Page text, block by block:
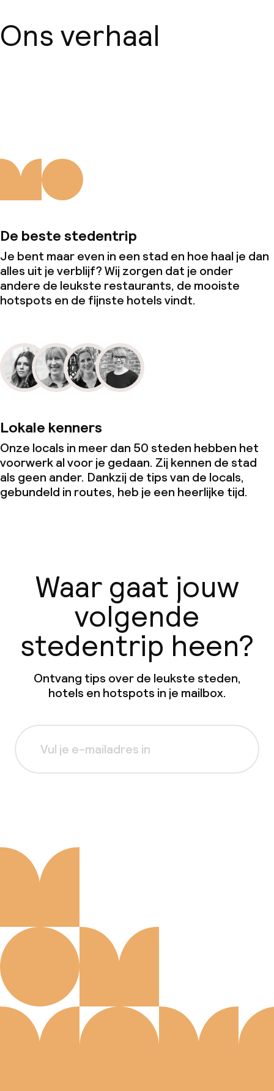
Conferentieruimte
Ons verhaal
De beste stedentrip
Je bent maar even in een stad en hoe haal je dan
alles uit je verblijf? Wij zorgen dat je onder
andere de leukste restaurants, de mooiste
hotspots en de fijnste hotels vindt.
Lokale kenners
Onze locals in meer dan 50 steden hebben het
voorwerk al voor je gedaan. Zij kennen de stad
als geen ander. Dankzij de tips van de locals,
gebundeld in routes, heb je een heerlijke tijd.
Waar gaat jouw
volgende
stedentrip heen?
Ontvang tips over de leukste steden,
hotels en hotspots in je mailbox.